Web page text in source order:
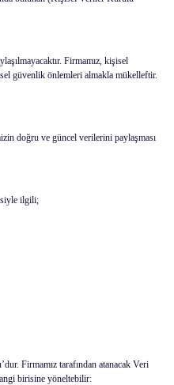
Firmamız, kişisel
güvenlik önlemleri almakla mükelleftir.
doğru ve güncel verilerini paylaşması
ilgili;
Firmamız tarafından atanacak Veri
birisine yöneltebilir: